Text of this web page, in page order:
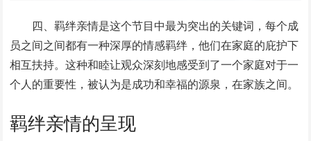
四、羁绊亲情是这个节目中最为突出的关键词，每个成
员之间之间都有一种深厚的情感羁绊，他们在家庭的庇护下
相互扶持。这种和睦让观众深刻地感受到了一个家庭对于一
个人的重要性，被认为是成功和幸福的源泉，在家族之间。
羁绊亲情的呈现